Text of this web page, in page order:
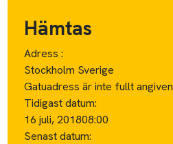
Hämtas
Adress :
Stockholm Sverige
Gatuadress är inte fullt angiven
Tidigast datum:
16 juli, 201808:00
Senast datum: